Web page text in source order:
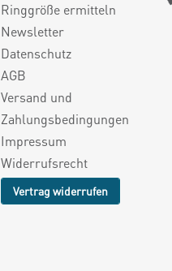
Ringgröße ermitteln
Newsletter
Datenschutz
AGB
Versand und
Zahlungsbedingungen
Impressum
Widerrufsrecht
Vertrag widerrufen